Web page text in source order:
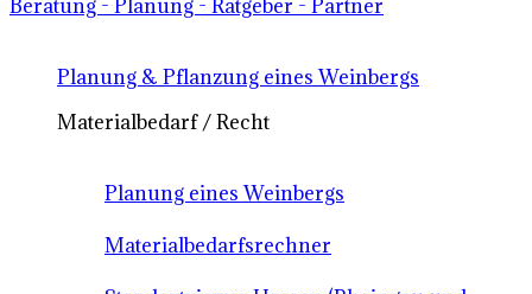
Beratung - Planung - Ratgeber - Partner
Planung & Pflanzung eines Weinbergs
Materialbedarf / Recht
Planung eines Weinbergs
Materialbedarfsrechner